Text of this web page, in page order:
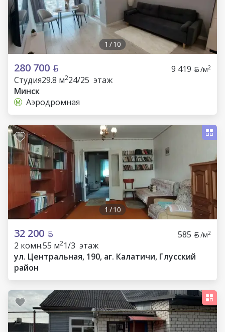
1 /10
280 700 9 419 /м2
Студия29.8 м224/25 этаж
Минск
Аэродромная
1 /10
32 200 585 /м2
2 комн.55 м21/3 этаж
ул. Центральная, 190, аг. Калатичи, Глусский
район